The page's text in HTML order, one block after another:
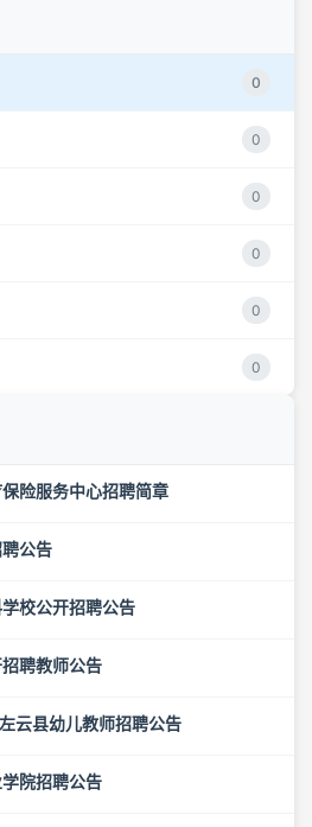
0
0
0
0
0
0
险服务中心招聘简章
公告
校公开招聘公告
聘教师公告
云县幼儿教师招聘公告
院招聘公告